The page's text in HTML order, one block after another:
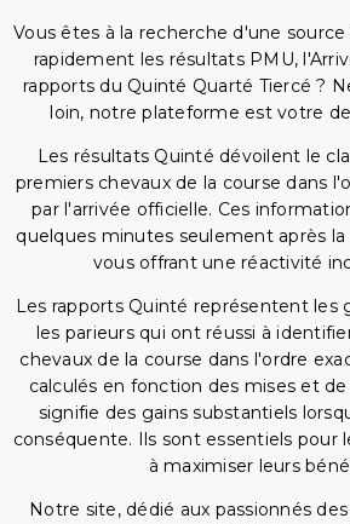
Vous êtes à la recherche d'une
rapidement les résultats PMU,
rapports du Quinté Quarté Tiercé ?
loin, notre plateforme est votre
Les résultats Quinté dévoilent le
premiers chevaux de la course dans
par l'arrivée officielle. Ces
quelques minutes seulement après
vous offrant une réactivité
Les rapports Quinté représentent les
les parieurs qui ont réussi à
chevaux de la course dans l'ordre
calculés en fonction des mises et
signifie des gains substantiels
conséquente. Ils sont essentiels pour
à maximiser leurs
Notre site, dédié aux passionnés